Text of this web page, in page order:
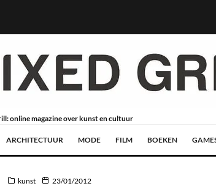
online magazine over kunst en cultuur
ARCHITECTUUR MODE FILM BOEKEN
kunst 23/01/2012